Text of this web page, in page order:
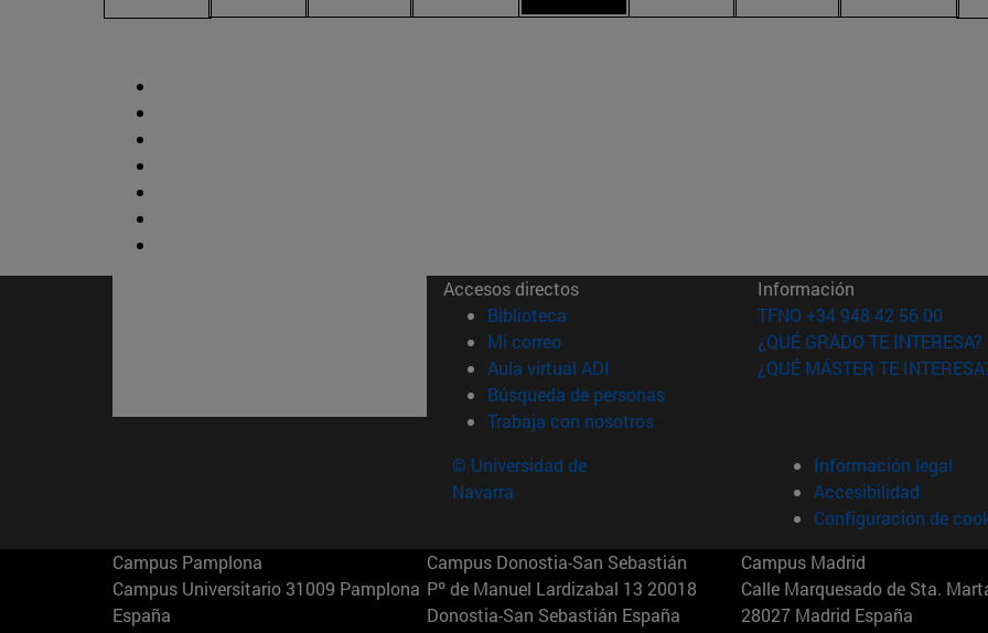
Accesos directos
Biblioteca (abre en nueva ventana)
Mi correo(abre en nueva ventana)
Aula virtual ADI (abre en nueva ventana)
Búsqueda de personas(abre en nueva ventana)
Trabaja con nosotros(abre en nueva ventana)
Información
TFNO +34 948 42 56 00
¿QUÉ GRADO TE INTERESA?
¿QUÉ MÁSTER TE
© Universidad de
Navarra
Información legal
Accesibilidad
Configuración de
Campus Pamplona
Campus Universitario 31009 Pamplona
España
Campus Donostia-San Sebastián
Pº de Manuel Lardizabal 13 20018
Donostia-San Sebastián España
Campus Madrid
Calle Marquesado de Sta.
28027 Madrid España